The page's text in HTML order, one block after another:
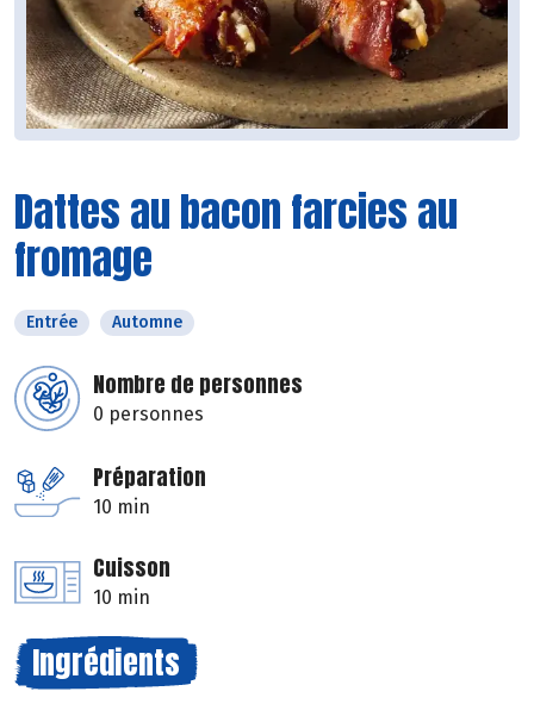
Dattes au bacon farcies au
fromage
Entrée Automne
Nombre de personnes
0 personnes
Préparation
10 min
Cuisson
10 min
Ingrédients